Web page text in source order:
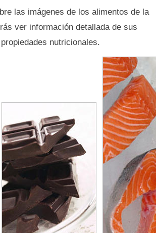
las imágenes de los alimentos de la
ver información detallada de sus
nutricionales.